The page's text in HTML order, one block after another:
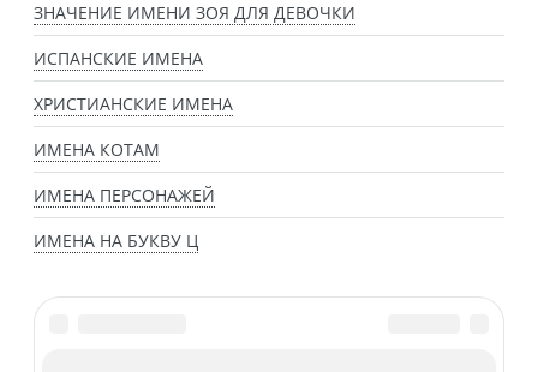
ЗНАЧЕНИЕ ИМЕНИ ЗОЯ ДЛЯ ДЕВОЧКИ
ИСПАНСКИЕ ИМЕНА
ХРИСТИАНСКИЕ ИМЕНА
ИМЕНА КОТАМ
ИМЕНА ПЕРСОНАЖЕЙ
ИМЕНА НА БУКВУ Ц